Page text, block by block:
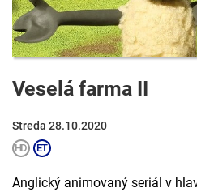
Veselá farma II
Streda 28.10.2020
Anglický animovaný seriál v